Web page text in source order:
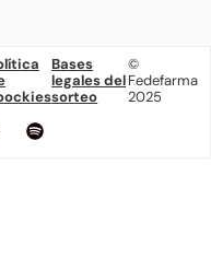
Bases
legales del
sorteo
©
Fedefarma
2025